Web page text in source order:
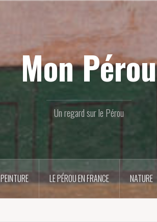
Mon Pérou
Un regard sur le Pérou
PEINTURE LE PÉROU EN FRANCE NATURE